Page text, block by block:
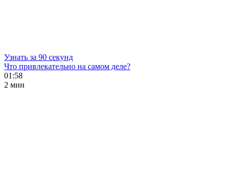
Узнать за 90 секунд
Что привлекательно на самом деле?
01:58
2 мин